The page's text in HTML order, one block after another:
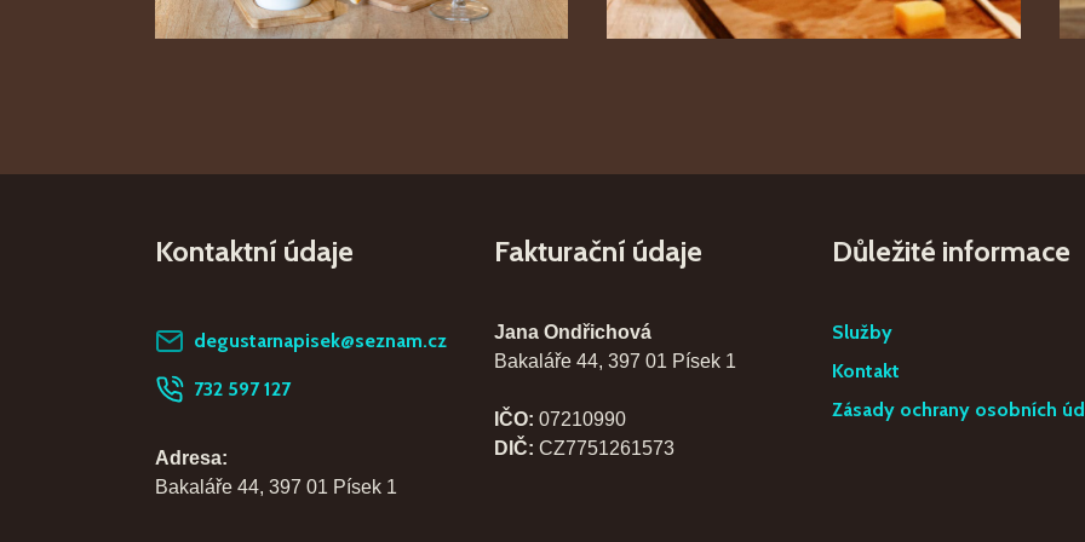
Kontaktní údaje
degustarnapisek@seznam.cz
732 597 127
Adresa:
Bakaláře 44, 397 01 Písek 1
Fakturační údaje
Jana Ondřichová
Bakaláře 44, 397 01 Písek 1
IČO: 07210990
DIČ: CZ7751261573
Důležité informace
Služby
Kontakt
Zásady ochrany osobních